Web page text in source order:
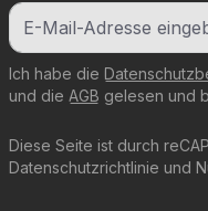
Diese Seite ist durch
Datenschutzrichtlinie und
Ich habe die
und die AGB gelesen und